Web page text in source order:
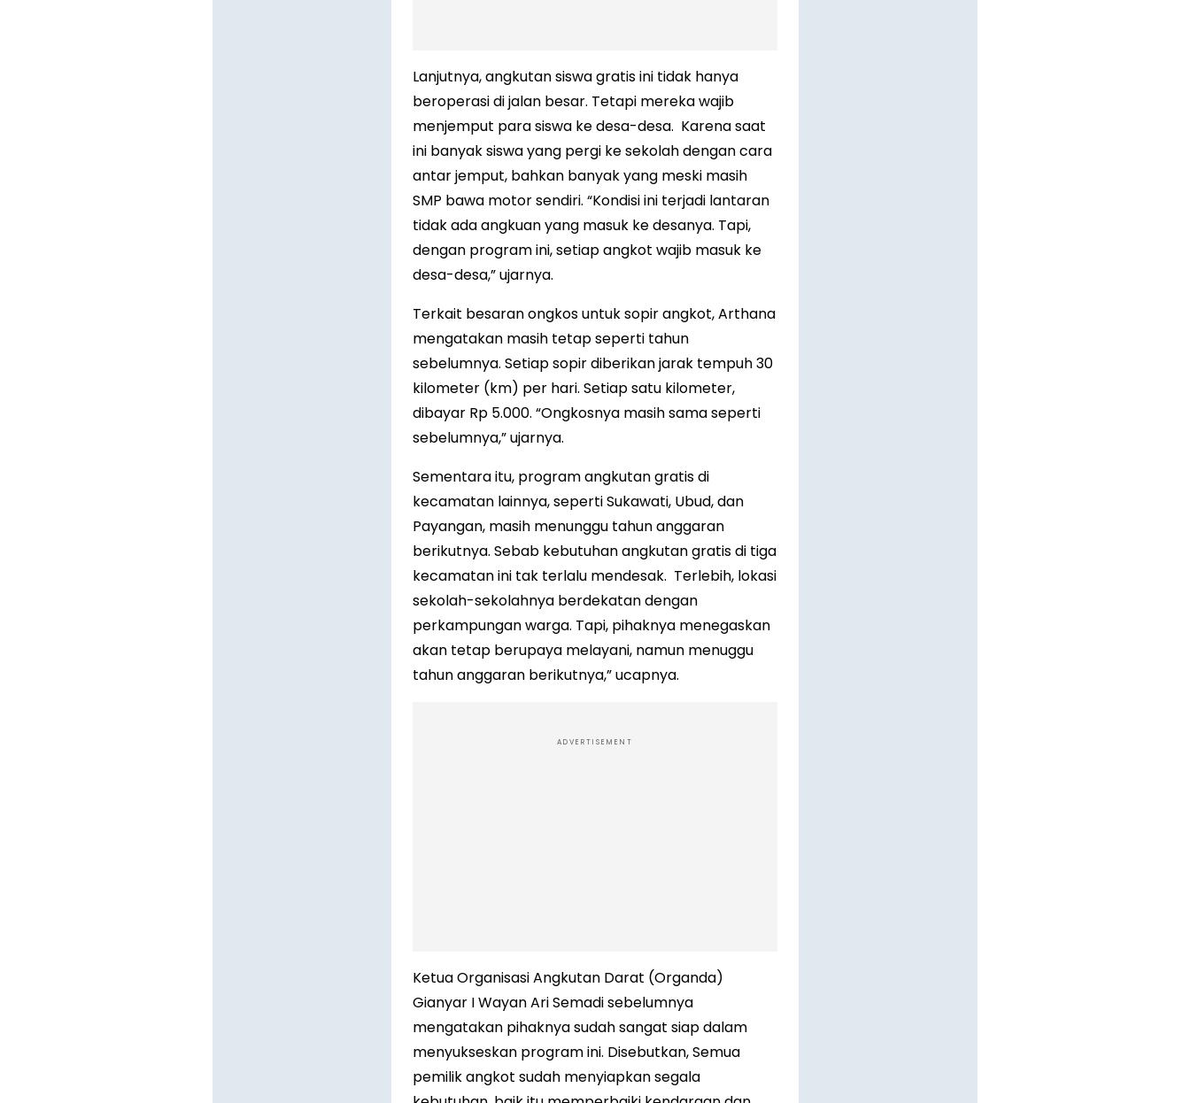
Lanjutnya, angkutan siswa gratis ini tidak hanya
beroperasi di jalan besar. Tetapi mereka wajib
menjemput para siswa ke desa-desa. Karena saat
ini banyak siswa yang pergi ke sekolah dengan cara
antar jemput, bahkan banyak yang meski masih
SMP bawa motor sendiri. “Kondisi ini terjadi lantaran
tidak ada angkuan yang masuk ke desanya. Tapi,
dengan program ini, setiap angkot wajib masuk ke
desa-desa,” ujarnya.
Terkait besaran ongkos untuk sopir angkot, Arthana
mengatakan masih tetap seperti tahun
sebelumnya. Setiap sopir diberikan jarak tempuh 30
kilometer (km) per hari. Setiap satu kilometer,
dibayar Rp 5.000. “Ongkosnya masih sama seperti
sebelumnya,” ujarnya.
Sementara itu, program angkutan gratis di
kecamatan lainnya, seperti Sukawati, Ubud, dan
Payangan, masih menunggu tahun anggaran
berikutnya. Sebab kebutuhan angkutan gratis di tiga
kecamatan ini tak terlalu mendesak. Terlebih, lokasi
sekolah-sekolahnya berdekatan dengan
perkampungan warga. Tapi, pihaknya menegaskan
akan tetap berupaya melayani, namun menuggu
tahun anggaran berikutnya,” ucapnya.
ADVERTISEMENT
Ketua Organisasi Angkutan Darat (Organda)
Gianyar I Wayan Ari Semadi sebelumnya
mengatakan pihaknya sudah sangat siap dalam
menyukseskan program ini. Disebutkan, Semua
pemilik angkot sudah menyiapkan segala